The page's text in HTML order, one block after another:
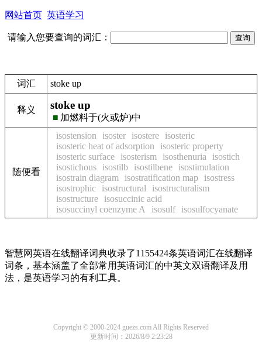
网站首页 英语学习
请输入您要查询的词汇：
词汇 stoke up
释义 stoke up
■ 加燃料于(火或炉)中
随便看
isostension isoster isostere
isosteric
isosteric heat of adsorption
isosteric property
isosteric surface
isosterism isosthenuria
isostich
isostichous
isostilb isostilbene
isostimulation
isostrain diagram
isostratification map
isostress
isostrophic
isostructural
isostructuralism
isostructure
isosuccinic acid
isosuccinyl coenzyme A
isosulf isosulfocyanate
智慧网英语在线翻译词典收录了1155424条英语词汇在线翻译
词条，基本涵盖了全部常用英语词汇的中英文双语翻译及用
法，是英语学习的有利工具。
Copyright © 2000-2024 guezs.com All Rights Reserved
更新时间：2026/8/9 2:23:28